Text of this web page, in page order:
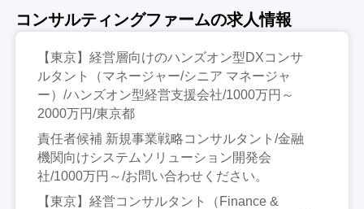
コンサルティングファームの求人情報
【東京】経営層向けのハンズオン型DXコンサ
ルタント（マネージャー/シニア マネージャ
ー）/ハンズオン型経営支援会社/1000万円～
2000万円/東京都
責任者候補 新規事業戦略コンサルタント/金融
機関向けシステムソリューション開発会
社/1000万円～/お問い合わせください。
【東京】経営コンサルタント（Finance &